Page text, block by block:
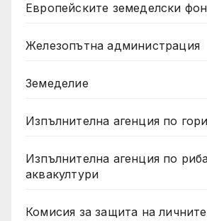
Европейските земеделски
Железопътна администрация
Земеделие
Изпълнителна агенция по
Изпълнителна агенция по
аквакултури
Комисия за защита на